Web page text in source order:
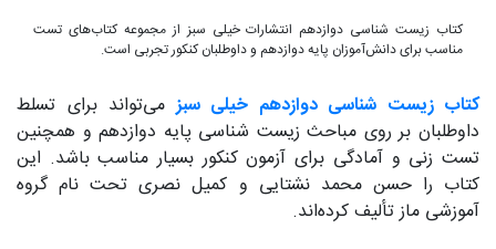
کتاب زیست شناسی دوازدهم انتشارات خیلی سبز از مجموعه کتاب‌های تست
مناسب برای دانش‌آموزان پایه دوازدهم و داوطلبان کنکور تجربی است.
کتاب زیست شناسی دوازدهم خیلی سبز می‌تواند برای تسلط
داوطلبان بر روی مباحث زیست شناسی پایه دوازدهم و همچنین
تست زنی و آمادگی برای آزمون کنکور بسیار مناسب باشد. این
کتاب را حسن محمد نشتایی و کمیل نصری تحت نام گروه
آموزشی ماز تألیف کرده‌اند.